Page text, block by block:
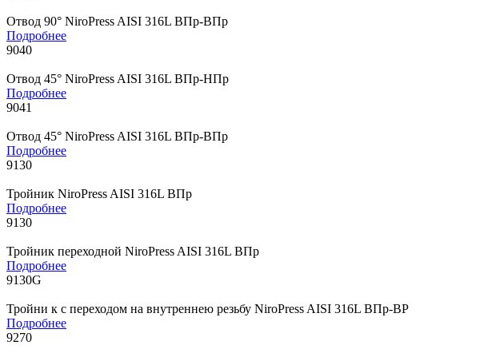
Отвод 90° NiroPress AISI 316L ВПр-ВПр
Подробнее
9040
Отвод 45° NiroPress AISI 316L ВПр-НПр
Подробнее
9041
Отвод 45° NiroPress AISI 316L ВПр-ВПр
Подробнее
9130
Тройник NiroPress AISI 316L ВПр
Подробнее
9130
Тройник переходной NiroPress AISI 316L ВПр
Подробнее
9130G
Тройни к с переходом на внутреннею резьбу NiroPress AISI 316L ВПр-ВР
Подробнее
9270